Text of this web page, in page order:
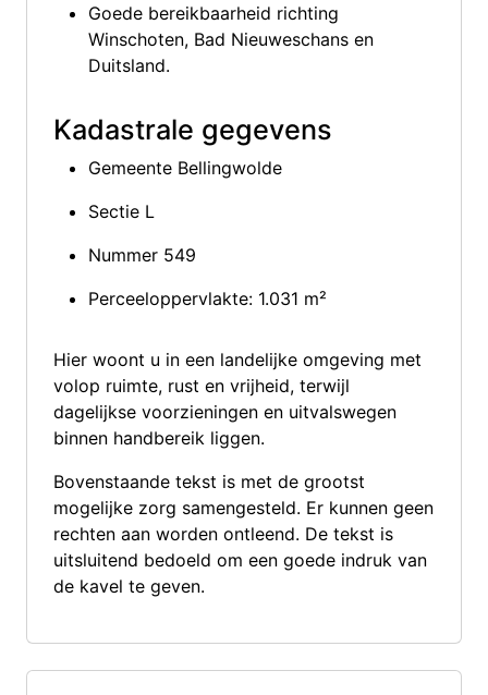
Goede bereikbaarheid richting
Winschoten, Bad Nieuweschans en
Duitsland.
Kadastrale gegevens
Gemeente Bellingwolde
Sectie L
Nummer 549
Perceeloppervlakte: 1.031 m²
Hier woont u in een landelijke omgeving met
volop ruimte, rust en vrijheid, terwijl
dagelijkse voorzieningen en uitvalswegen
binnen handbereik liggen.
Bovenstaande tekst is met de grootst
mogelijke zorg samengesteld. Er kunnen geen
rechten aan worden ontleend. De tekst is
uitsluitend bedoeld om een goede indruk van
de kavel te geven.